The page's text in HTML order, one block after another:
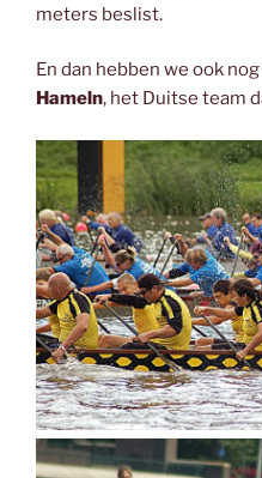
meters beslist.
En dan hebben we ook
Hameln, het Duitse team